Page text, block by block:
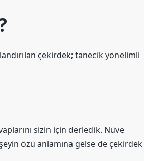
çekirdek; tanecik yönelimli
sizin için derledik. Nüve
özü anlamına gelse de çekirdek